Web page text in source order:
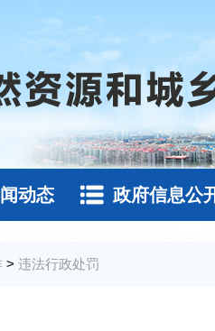
动态 政府信息公
> 违法行政处罚